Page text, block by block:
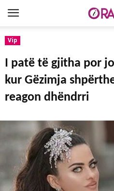
Vip
I patë të gjitha por
kur Gëzimja
reagon dhëndrri